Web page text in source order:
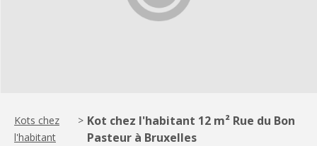
Kots chez
l'habitant
> Kot chez l'habitant 12 m² Rue du Bon
Pasteur à Bruxelles